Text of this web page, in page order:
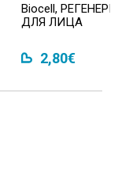
Biocell,
ДЛЯ ЛИЦА
2,80€